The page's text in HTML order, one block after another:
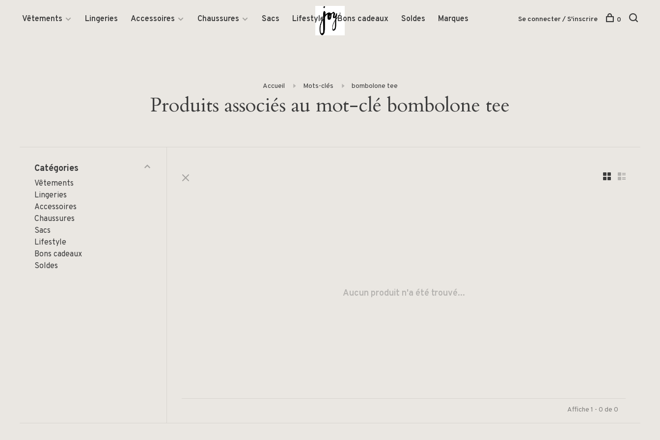
Vêtements Lingeries Accessoires Chaussures Sacs Lifestyle Bons cadeaux Soldes Marques Se connecter / S'inscrire 0
Accueil Mots-clés bombolone tee
Produits associés au mot-clé bombolone tee
Catégories
Vêtements
Lingeries
Accessoires
Chaussures
Sacs
Lifestyle
Bons cadeaux
Soldes
Aucun produit n'a été trouvé...
Affiche 1 - 0 de 0